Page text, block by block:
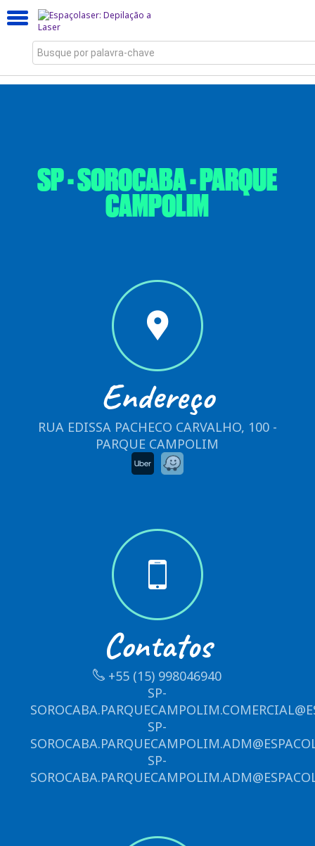
Busque por palavra-chave
SP - SOROCABA - PARQUE
CAMPOLIM
Endereço
RUA EDISSA PACHECO CARVALHO, 100 -
PARQUE CAMPOLIM
Contatos
+55 (15) 998046940
SP-
SP-
SP-